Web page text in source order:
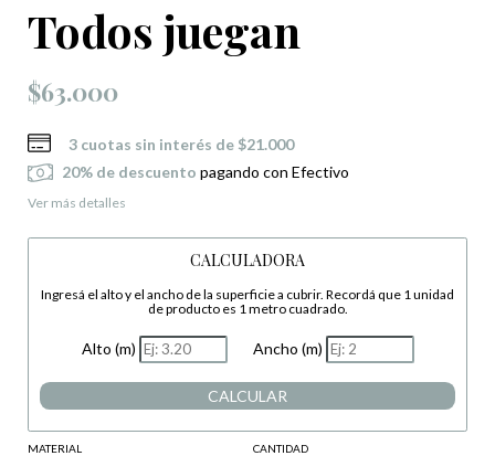
Todos juegan
$63.000
3 cuotas sin interés de $21.000
20% de descuento pagando con Efectivo
Ver más detalles
CALCULADORA
Ingresá el alto y el ancho de la superficie a cubrir. Recordá que 1 unidad
de producto es 1 metro cuadrado.
Alto (m) Ancho (m)
CALCULAR
MATERIAL CANTIDAD